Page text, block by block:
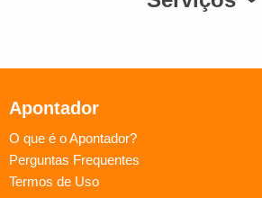
Apontador
O que é o Apontador?
Perguntas Frequentes
Termos de Uso